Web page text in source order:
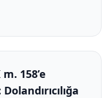
158’e